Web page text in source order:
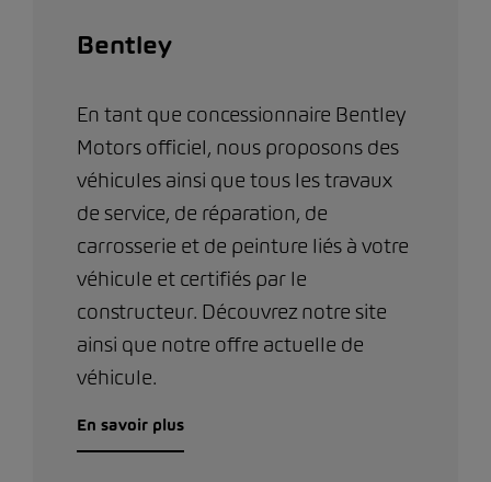
Bentley
En tant que concessionnaire Bentley
Motors officiel, nous proposons des
véhicules ainsi que tous les travaux
de service, de réparation, de
carrosserie et de peinture liés à votre
véhicule et certifiés par le
constructeur. Découvrez notre site
ainsi que notre offre actuelle de
véhicule.
En savoir plus